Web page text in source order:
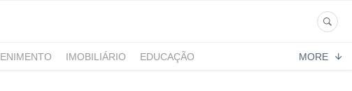
IMOBILIÁRIO
EDUCAÇÃO
MORE